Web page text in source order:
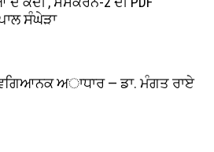
ਸੰਘੇੜਾ
ਅਾਧਾਰ — ਡਾ. ਮੰਗਤ ਰਾਏ